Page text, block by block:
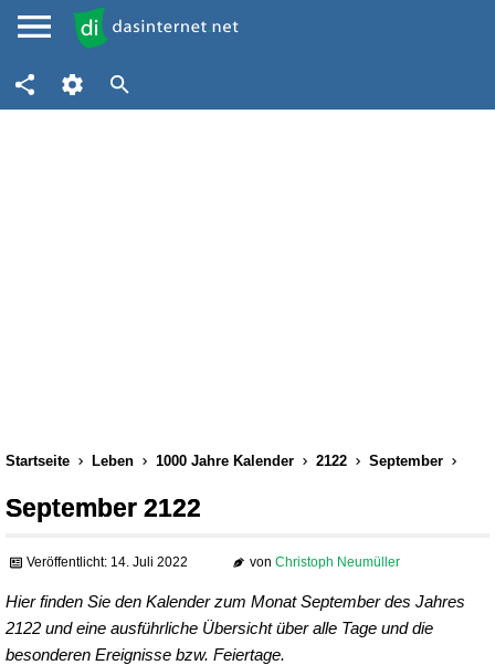
Startseite Leben 1000 Jahre Kalender 2122 September
September 2122
Veröffentlicht: 14. Juli 2022 von Christoph Neumüller
Hier finden Sie den Kalender zum Monat September des Jahres
2122 und eine ausführliche Übersicht über alle Tage und die
besonderen Ereignisse bzw. Feiertage.